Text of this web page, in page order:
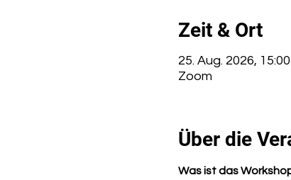
Zeit & Ort
25. Aug. 2026,
Zoom
Über die
Was ist das